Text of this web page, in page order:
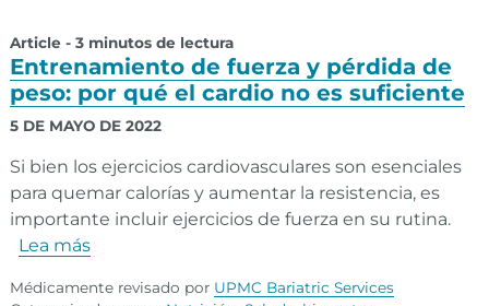
Article - 3 minutos de lectura
Entrenamiento de fuerza y pérdida de
peso: por qué el cardio no es suficiente
5 DE MAYO DE 2022
Si bien los ejercicios cardiovasculares son esenciales
para quemar calorías y aumentar la resistencia, es
importante incluir ejercicios de fuerza en su rutina.
Lea más
Médicamente revisado por UPMC Bariatric Services